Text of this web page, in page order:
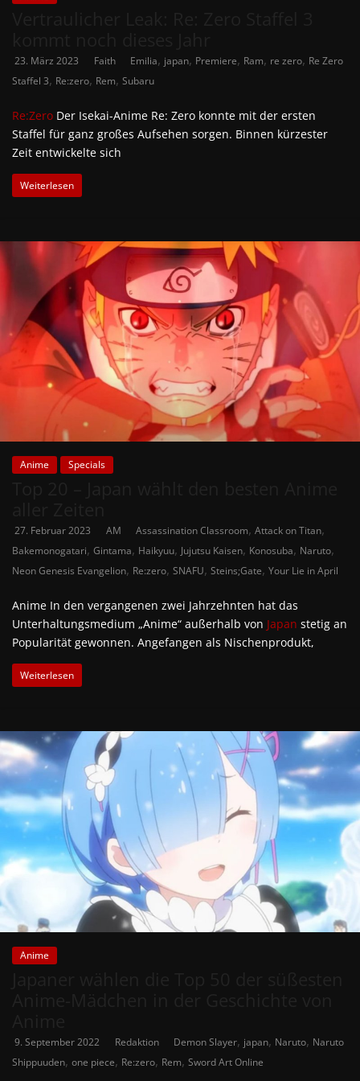
23. März 2023 Faith Emilia, japan, Premiere, Ram, re zero, Re Zero
Staffel 3, Re:zero, Rem, Subaru
Re:Zero Der Isekai-Anime Re: Zero konnte mit der ersten
Staffel für ganz großes Aufsehen sorgen. Binnen kürzester
Zeit entwickelte sich
Weiterlesen
Anime Specials
27. Februar 2023 AM Assassination Classroom, Attack on Titan,
Bakemonogatari, Gintama, Haikyuu, Jujutsu Kaisen, Konosuba, Naruto,
Neon Genesis Evangelion, Re:zero, SNAFU, Steins;Gate, Your Lie in April
Anime In den vergangenen zwei Jahrzehnten hat das
Unterhaltungsmedium „Anime“ außerhalb von Japan stetig an
Popularität gewonnen. Angefangen als Nischenprodukt,
Weiterlesen
Anime
9. September 2022 Redaktion Demon Slayer, japan, Naruto, Naruto
Shippuuden, one piece, Re:zero, Rem, Sword Art Online